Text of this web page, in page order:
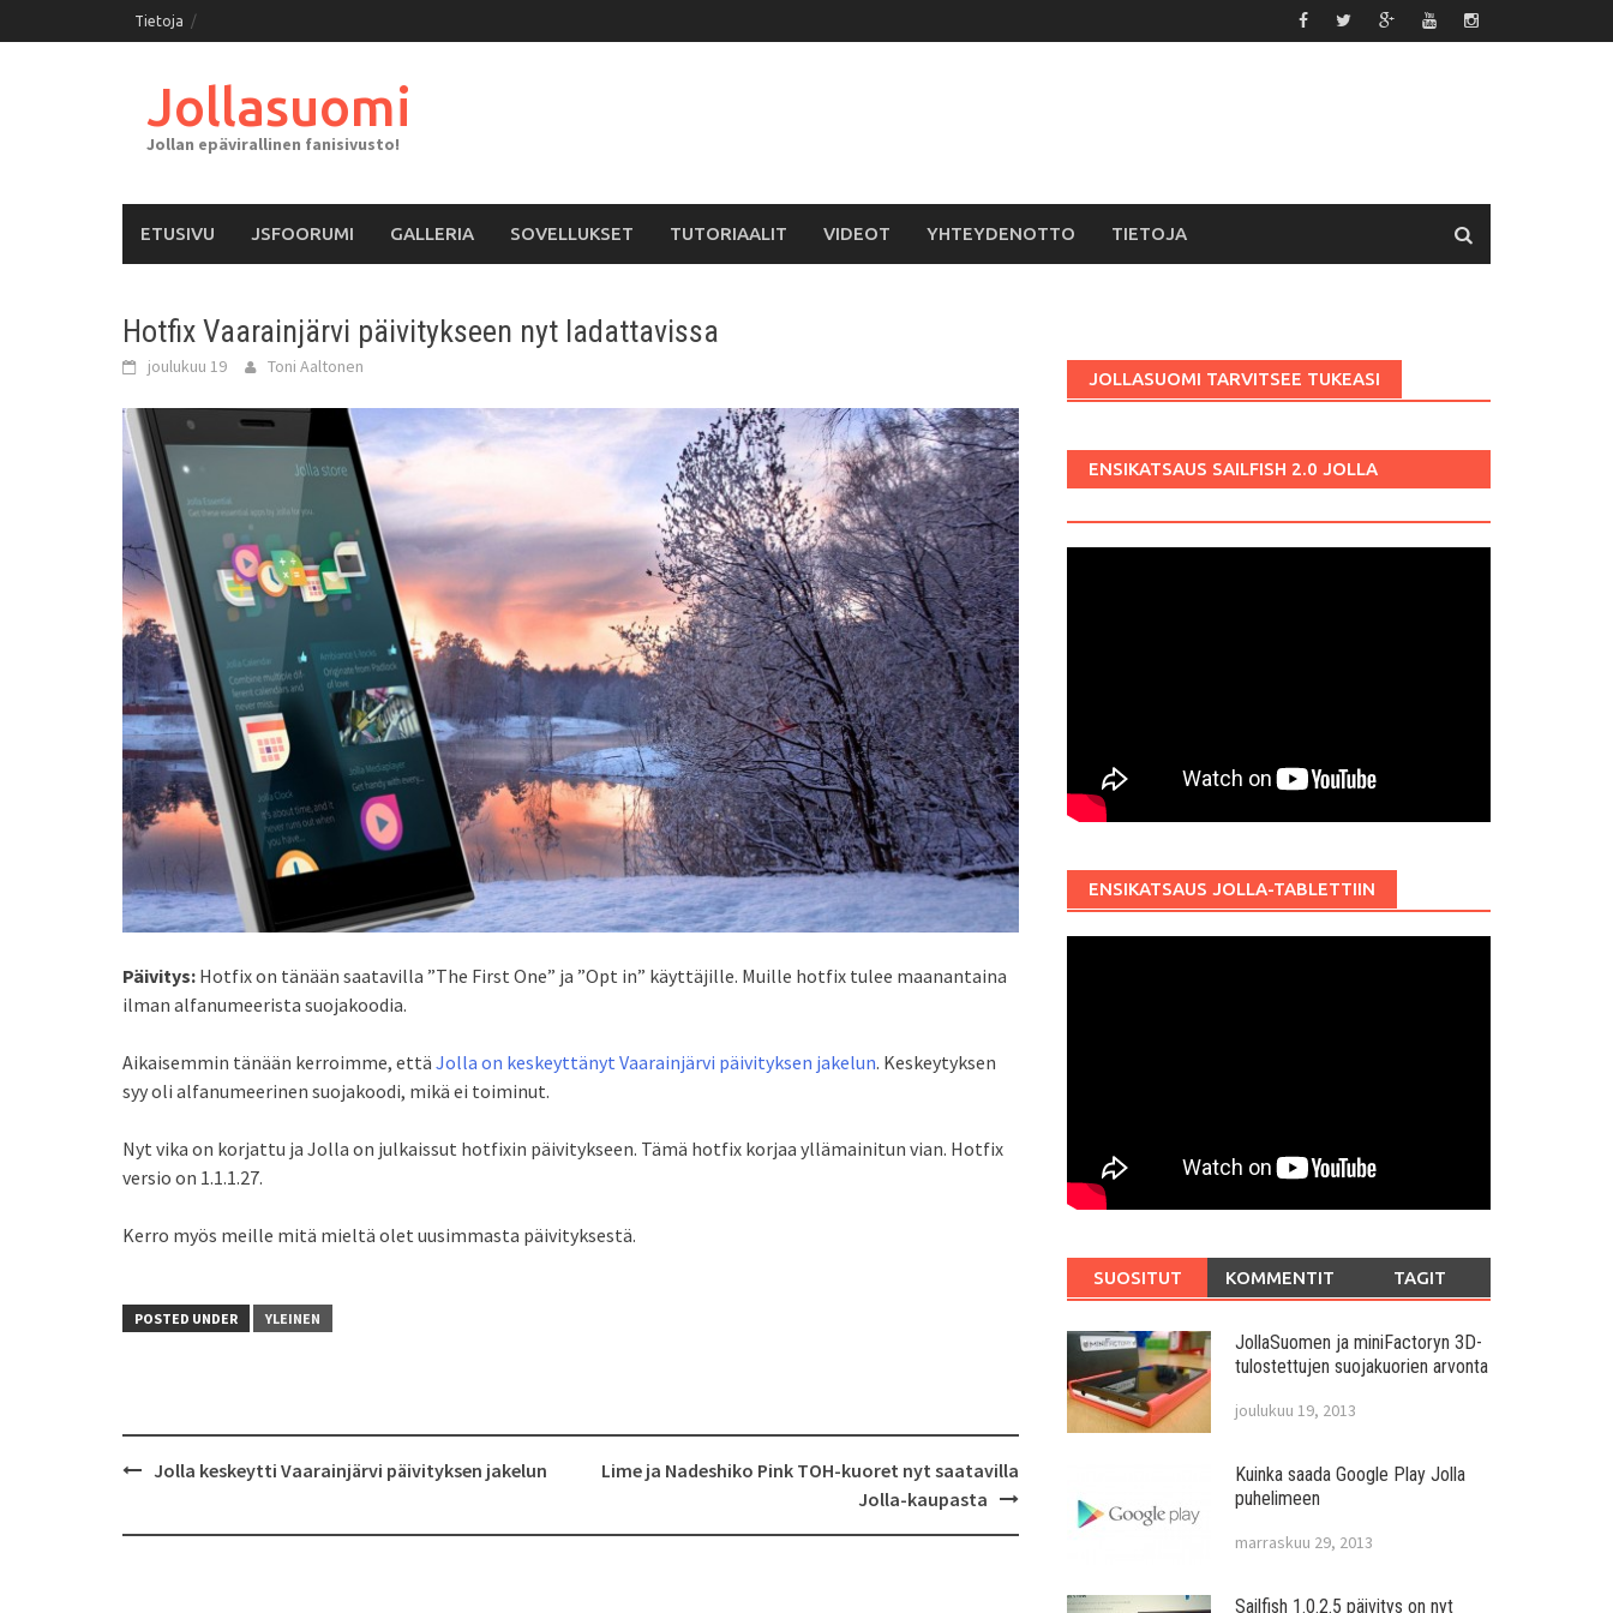
to
Tietoja
Jollasuomi
Jollan epävirallinen fanisivusto!
ETUSIVU JSFOORUMI GALLERIA SOVELLUKSET TUTORIAALIT VIDEOT YHTEYDENOTTO TIETOJA
Hotfix Vaarainjärvi päivitykseen nyt ladattavissa
joulukuu 19 Toni Aaltonen
Päivitys: Hotfix on tänään saatavilla ”The First One” ja ”Opt in” käyttäjille. Muille hotfix tulee maanantaina
ilman alfanumeerista suojakoodia.
Aikaisemmin tänään kerroimme, että Jolla on keskeyttänyt Vaarainjärvi päivityksen jakelun. Keskeytyksen
syy oli alfanumeerinen suojakoodi, mikä ei toiminut.
Nyt vika on korjattu ja Jolla on julkaissut hotfixin päivitykseen. Tämä hotfix korjaa yllämainitun vian. Hotfix
versio on 1.1.1.27.
Kerro myös meille mitä mieltä olet uusimmasta päivityksestä.
POSTED UNDER YLEINEN
navigation
Jolla keskeytti Vaarainjärvi päivityksen jakelun
Lime ja Nadeshiko Pink TOH-kuoret nyt saatavilla
Jolla-kaupasta
JOLLASUOMI TARVITSEE TUKEASI
ENSIKATSAUS SAILFISH 2.0 JOLLA
ENSIKATSAUS JOLLA-TABLETTIIN
SUOSITUT KOMMENTIT TAGIT
JollaSuomen ja miniFactoryn 3D-
tulostettujen suojakuorien arvonta
joulukuu 19, 2013
Kuinka saada Google Play Jolla
puhelimeen
marraskuu 29, 2013
Sailfish 1.0.2.5 päivitys on nyt